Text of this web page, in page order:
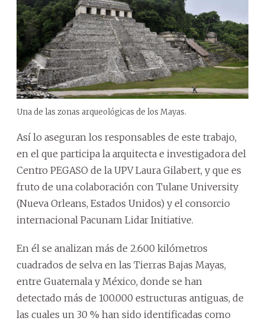
Una de las zonas arqueológicas de los Mayas.
Así lo aseguran los responsables de este trabajo,
en el que participa la arquitecta e investigadora del
Centro PEGASO de la UPV Laura Gilabert, y que es
fruto de una colaboración con Tulane University
(Nueva Orleans, Estados Unidos) y el consorcio
internacional Pacunam Lidar Initiative.
En él se analizan más de 2.600 kilómetros
cuadrados de selva en las Tierras Bajas Mayas,
entre Guatemala y México, donde se han
detectado más de 100.000 estructuras antiguas, de
las cuales un 30 % han sido identificadas como